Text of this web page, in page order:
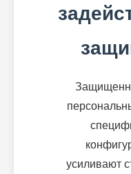
усиливают